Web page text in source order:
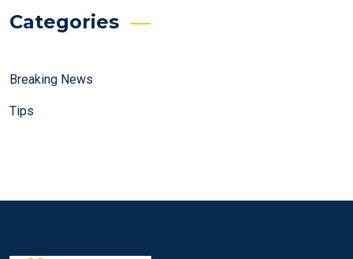
Categories
Breaking News
Tips